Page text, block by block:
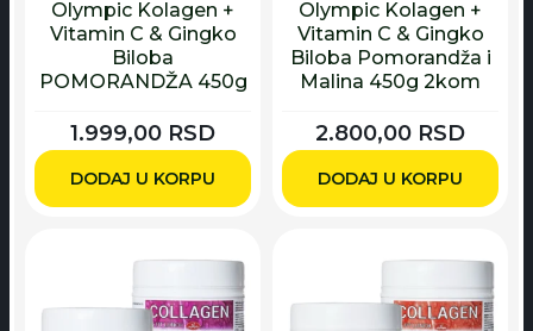
Olympic Kolagen +
Vitamin C & Gingko
Biloba
POMORANDŽA 450g
1.999,00 RSD
DODAJ U KORPU
Olympic Kolagen +
Vitamin C & Gingko
Biloba Pomorandža i
Malina 450g 2kom
2.800,00 RSD
DODAJ U KORPU